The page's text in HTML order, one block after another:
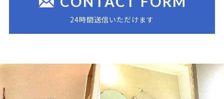
24時間送信いただけます